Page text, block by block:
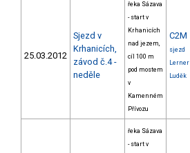
25.03.2012
Sjezd v
Krhanicích,
závod č.4 -
neděle
řeka Sázava
- start v
Krhanicích
nad jezem,
cíl 100 m
pod mostem
v
Kamenném
Přívozu
C2M
sjezd
Lerner
Luděk
řeka Sázava
- start v